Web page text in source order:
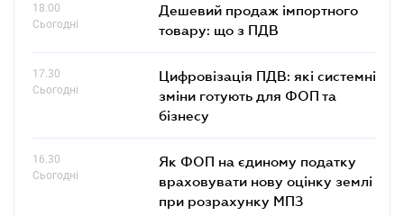
18.00
Сьогодні
Дешевий продаж імпортного
товару: що з ПДВ
17.30
Сьогодні
Цифровізація ПДВ: які системні
зміни готують для ФОП та
бізнесу
16.30
Сьогодні
Як ФОП на єдиному податку
враховувати нову оцінку землі
при розрахунку МПЗ